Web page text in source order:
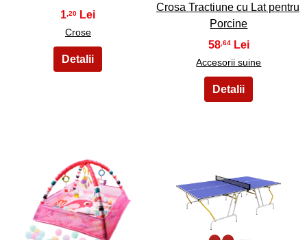
1 ,20
Crose
Crosa Tractiune cu Lat pentru
Porcine
58,64
Accesorii suine
35 36